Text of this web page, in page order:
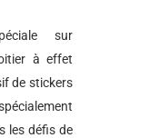
sur
à effet
de stickers
les défis de